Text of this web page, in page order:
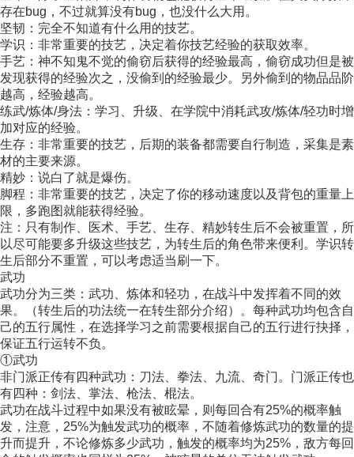
存在bug，不过就算没有bug，也没什么大用。
坚韧：完全不知道有什么用的技艺。
学识：非常重要的技艺，决定着你技艺经验的获取效率。
手艺：神不知鬼不觉的偷窃后获得的经验最高，偷窃成功但是被
发现获得的经验次之，没偷到的经验最少。另外偷到的物品品阶
越高，经验越高。
练武/炼体/身法：学习、升级、在学院中消耗武攻/炼体/轻功时增
加对应的经验。
生存：非常重要的技艺，后期的装备都需要自行制造，采集是素
材的主要来源。
精妙：说白了就是爆伤。
脚程：非常重要的技艺，决定了你的移动速度以及背包的重量上
限，多跑图就能获得经验。
注：只有制作、医术、手艺、生存、精妙转生后不会被重置，所
以尽可能要多升级这些技艺，为转生后的角色带来便利。学识转
生后部分不重置，可以考虑适当刷一下。
武功
武功分为三类：武功、炼体和轻功，在战斗中发挥着不同的效
果。（转生后的功法统一在转生部分介绍）。每种武功均包含自
己的五行属性，在选择学习之前需要根据自己的五行进行抉择，
保证五行运转不负。
①武功
非门派正传有四种武功：刀法、拳法、九流、奇门。门派正传也
有四种：剑法、掌法、枪法、棍法。
武功在战斗过程中如果没有被眩晕，则每回合有25%的概率触
发，注意，25%为触发武功的概率，不随着修炼武功的数量的提
升而提升，不论修炼多少武功，触发的概率均为25%，敌方每回